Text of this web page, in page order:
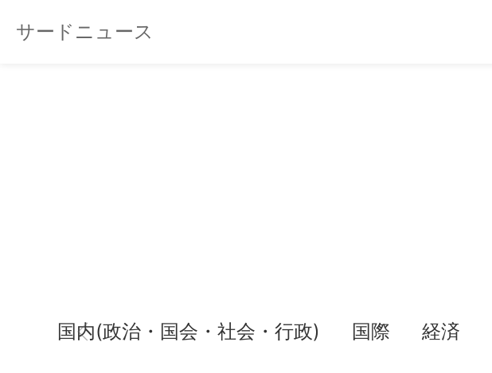
サードニュース
国内(政治・国会・社会・行政) 国際 経済